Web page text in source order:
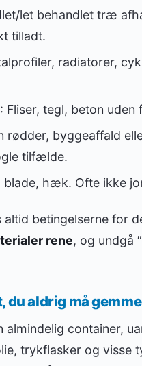
let behandlet træ
tilladt.
radiatorer,
: Fliser, tegl, beton
rødder, byggeaffald
tilfælde.
blade, hæk. Ofte ikke
betingelserne for
rene, og undgå
du aldrig må
almindelig container,
trykflasker og